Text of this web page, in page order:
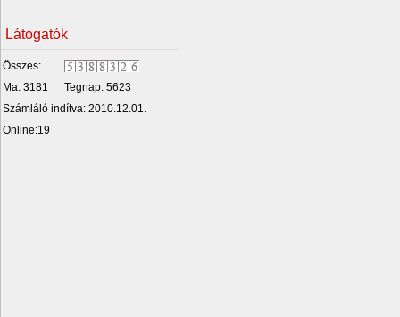
Látogatók
Összes:
Ma: 3181
Tegnap: 5623
Számláló indítva: 2010.12.01.
Online:19